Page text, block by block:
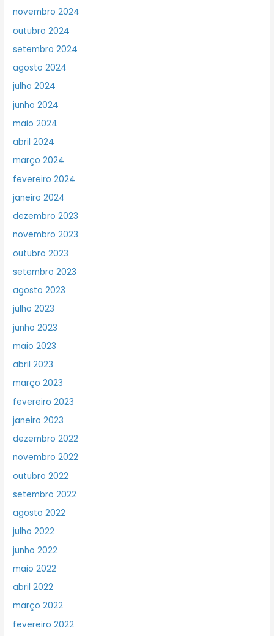
novembro 2024
outubro 2024
setembro 2024
agosto 2024
julho 2024
junho 2024
maio 2024
abril 2024
março 2024
fevereiro 2024
janeiro 2024
dezembro 2023
novembro 2023
outubro 2023
setembro 2023
agosto 2023
julho 2023
junho 2023
maio 2023
abril 2023
março 2023
fevereiro 2023
janeiro 2023
dezembro 2022
novembro 2022
outubro 2022
setembro 2022
agosto 2022
julho 2022
junho 2022
maio 2022
abril 2022
março 2022
fevereiro 2022